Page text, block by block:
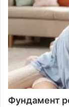
Фундамент